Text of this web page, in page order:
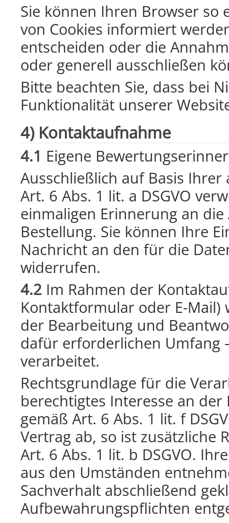
Sie können Ihren Browser so
von Cookies informiert
entscheiden oder die
oder generell ausschließen
Bitte beachten Sie, dass bei
Funktionalität unserer
4) Kontaktaufnahme
4.1 Eigene
Ausschließlich auf Basis
Art. 6 Abs. 1 lit. a DSGVO
einmaligen Erinnerung an
Bestellung. Sie können Ihre
Nachricht an den für die
widerrufen.
4.2Im Rahmen der
Kontaktformular oder E-Mail)
der Bearbeitung und
dafür erforderlichen Umfang
verarbeitet.
Rechtsgrundlage für die
berechtigtes Interesse an
gemäß Art. 6 Abs. 1 lit. f
Vertrag ab, so ist zusätzliche
Art. 6 Abs. 1 lit. b DSGVO.
aus den Umständen
Sachverhalt abschließend
Aufbewahrungspflichten